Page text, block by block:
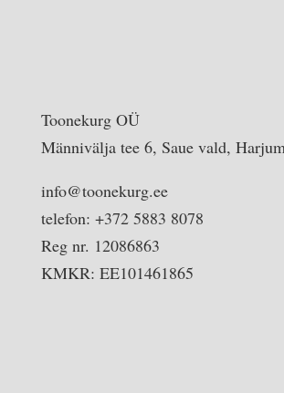
Toonekurg OÜ
Männivälja tee 6, Saue vald,
info@toonekurg.ee
telefon: +372 5883 8078
Reg nr. 12086863
KMKR: EE101461865